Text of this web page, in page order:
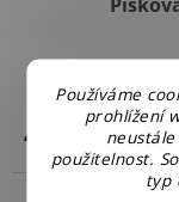
Používáme
prohlížení
použitelnost.
typ
4 990 Kč